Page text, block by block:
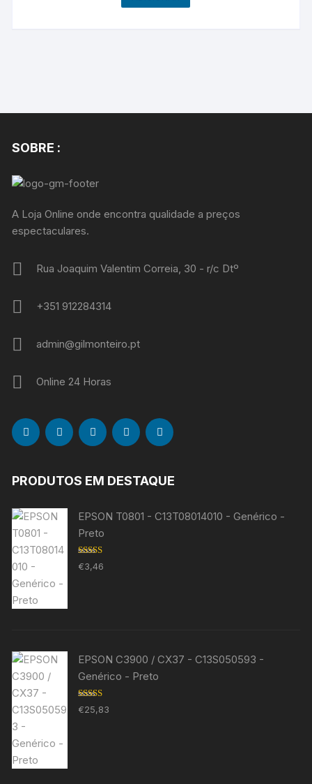
SOBRE :
A Loja Online onde encontra qualidade a preços
espectaculares.
Rua Joaquim Valentim Correia, 30 - r/c Dtº
+351 912284314
admin@gilmonteiro.pt
Online 24 Horas
PRODUTOS EM DESTAQUE
EPSON T0801 - C13T08014010 - Genérico -
Preto
Avaliação
5.00 de 5
€3,46
EPSON C3900 / CX37 - C13S050593 -
Genérico - Preto
Avaliação
5.00de 5
€25,83